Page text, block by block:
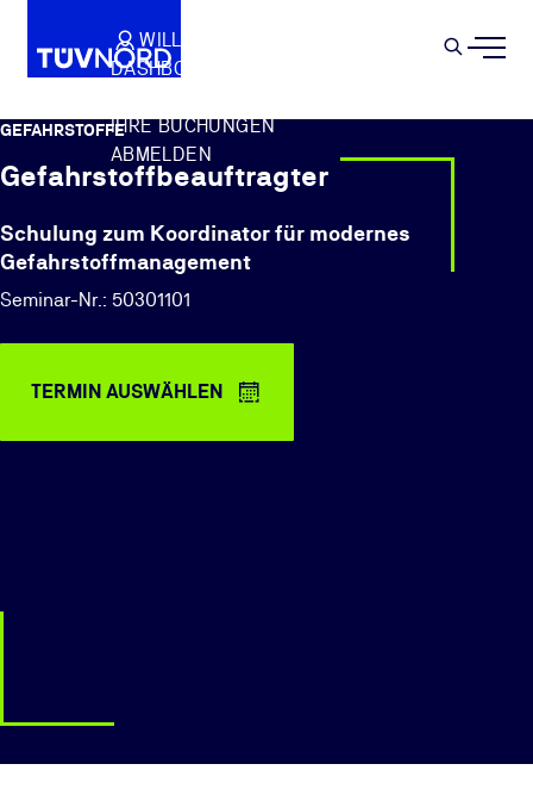
Springe zum Hauptinhalt
WILLKOMMEN
DASHBOARD
IHRE BUCHUNGEN
ABMELDEN
GEFAHRSTOFFE
Gefahrstoffbeauftragter
Schulung zum Koordinator für modernes
Gefahrstoffmanagement
Seminar-Nr.: 50301101
TERMIN AUSWÄHLEN